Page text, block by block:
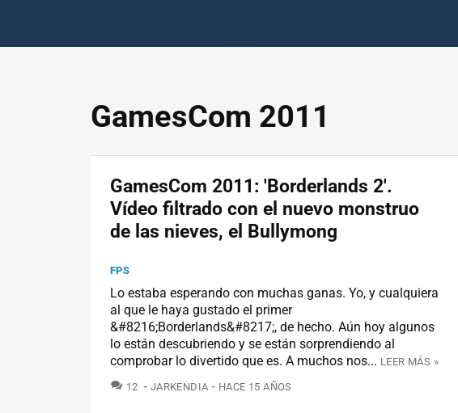
GamesCom 2011
GamesCom 2011: 'Borderlands 2'.
Vídeo filtrado con el nuevo monstruo
de las nieves, el Bullymong
FPS
Lo estaba esperando con muchas ganas. Yo, y cualquiera
al que le haya gustado el primer
&#8216;Borderlands&#8217;, de hecho. Aún hoy algunos
lo están descubriendo y se están sorprendiendo al
comprobar lo divertido que es. A muchos nos... LEER MÁS »
12 COMENTARIOS
JARKENDIA HACE 15 AÑOS